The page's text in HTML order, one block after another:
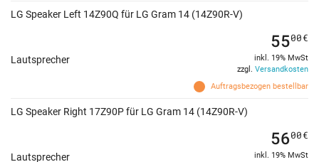
LG Speaker Left 14Z90Q für LG Gram 14 (14Z90R-V)
Lautsprecher
Auftragsbezogen bestellbar
5500€
inkl. 19% MwSt
zzgl. Versandkosten
LG Speaker Right 17Z90P für LG Gram 14 (14Z90R-V)
Lautsprecher
5600€
inkl. 19% MwSt